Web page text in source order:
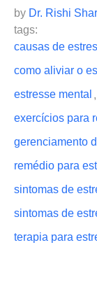
by Dr. Rishi
tags:
causas de
como aliviar o
estresse mental ,
exercícios para
gerenciamento
remédio para
sintomas de
sintomas de
terapia para